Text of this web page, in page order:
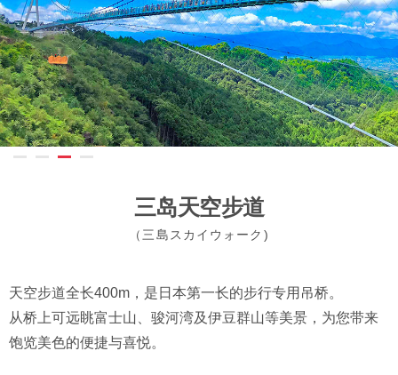
三岛天空步道
（三島スカイウォーク)
天空步道全长400m，是日本第一长的步行专用吊桥。
从桥上可远眺富士山、骏河湾及伊豆群山等美景，为您带来
饱览美色的便捷与喜悦。